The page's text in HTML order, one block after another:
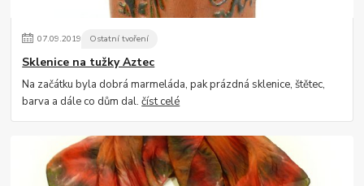
07.09.2019 Ostatní tvoření
Sklenice na tužky Aztec
Na začátku byla dobrá marmeláda, pak prázdná sklenice, štětec,
barva a dále co dům dal.číst celé